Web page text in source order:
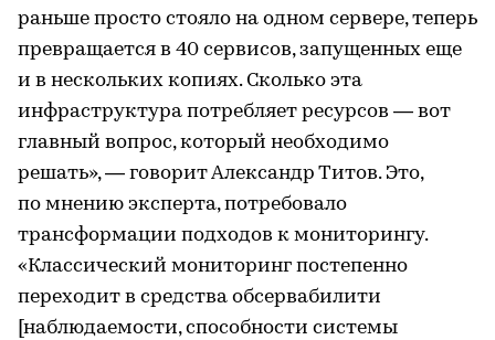
раньше просто стояло на одном сервере, теперь
превращается в 40 сервисов, запущенных еще
и в нескольких копиях. Сколько эта
инфраструктура потребляет ресурсов — вот
главный вопрос, который необходимо
решать», — говорит Александр Титов. Это,
по мнению эксперта, потребовало
трансформации подходов к мониторингу.
«Классический мониторинг постепенно
переходит в средства обсервабилити
[наблюдаемости, способности системы